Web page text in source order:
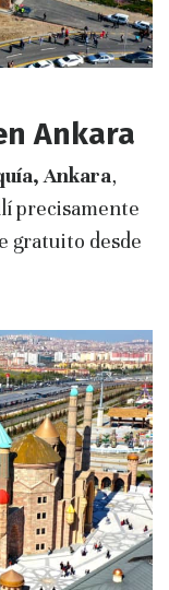
Ankara
Ankara,
precisamente
gratuito desde